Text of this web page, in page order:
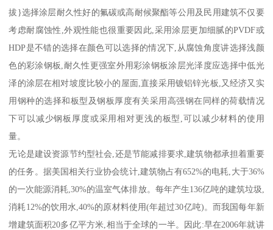
拔}选择涂层耐久性好的氟碳或高耐候聚酯等公用及民用建筑不仅要
考虑耐腐蚀性,外观性能也很重要因此,采用涂层更加细腻的PVDF或
HDP是不错的选择在颜色可以选择的情况下,从腐蚀角度讲选择浅颜
色的彩涂钢板,耐久性更强室外用彩涂钢板涂层光泽度应选择中低光
泽的涂层在相对坡度比较小的屋面,直接采用镀铝锌光板,又经济又实
用钢种的选择和板型及钢板厚度有关采用高强钢在同样的荷载情况
下可以减少钢板厚度或采用相对更浅的板型,可以减少材料的使用
量。
无论是建设资源节约型社会,还是节能减排要求,建筑物都承担着重要
的任务。据美国相关行业协会统计,建筑物占有652%的电耗,大于36%
的一次能源消耗,30%的温室气体排放。每年产生136亿吨的建筑垃圾,
消耗12%的饮用水,40%的原材料使用(年超过30亿吨)。而我国每年新
增建筑面积20多亿平方米,相当于全球的一半。因此:早在2006年就讲